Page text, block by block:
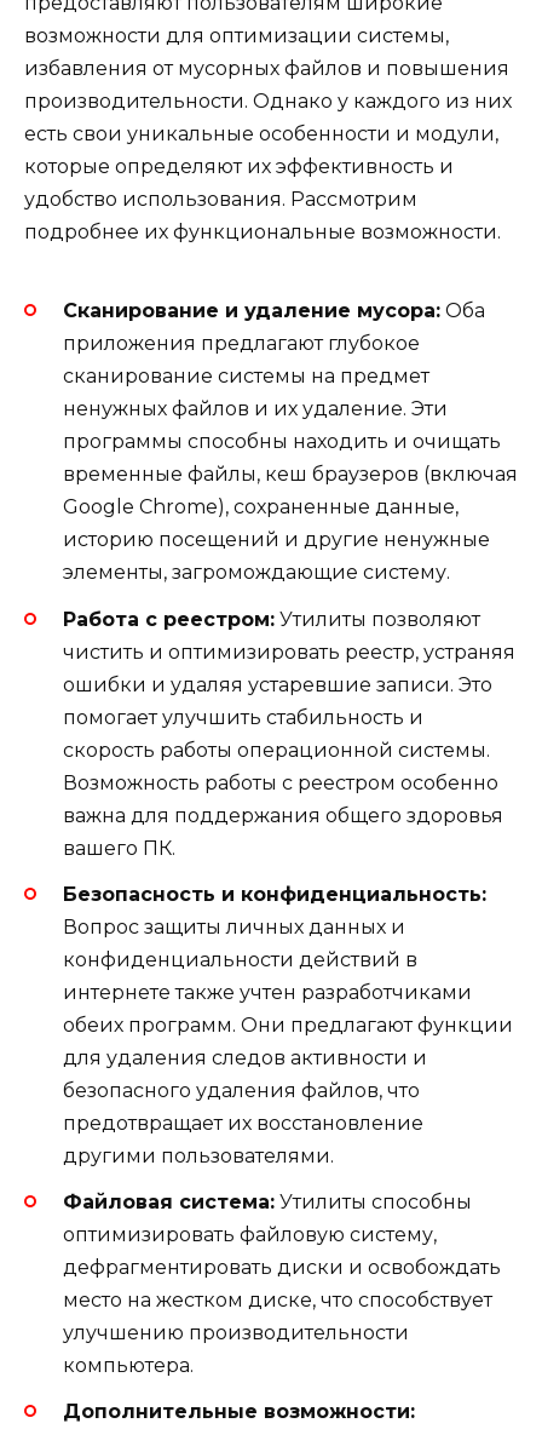
возможности для оптимизации системы,
избавления от мусорных файлов и повышения
производительности. Однако у каждого из них
есть свои уникальные особенности и модули,
которые определяют их эффективность и
удобство использования. Рассмотрим
подробнее их функциональные возможности.
Сканирование и удаление мусора: Оба
приложения предлагают глубокое
сканирование системы на предмет
ненужных файлов и их удаление. Эти
программы способны находить и очищать
временные файлы, кеш браузеров (включая
Google Chrome), сохраненные данные,
историю посещений и другие ненужные
элементы, загромождающие систему.
Работа с реестром: Утилиты позволяют
чистить и оптимизировать реестр, устраняя
ошибки и удаляя устаревшие записи. Это
помогает улучшить стабильность и
скорость работы операционной системы.
Возможность работы с реестром особенно
важна для поддержания общего здоровья
вашего ПК.
Безопасность и конфиденциальность:
Вопрос защиты личных данных и
конфиденциальности действий в
интернете также учтен разработчиками
обеих программ. Они предлагают функции
для удаления следов активности и
безопасного удаления файлов, что
предотвращает их восстановление
другими пользователями.
Файловая система: Утилиты способны
оптимизировать файловую систему,
дефрагментировать диски и освобождать
место на жестком диске, что способствует
улучшению производительности
компьютера.
Дополнительные возможности: